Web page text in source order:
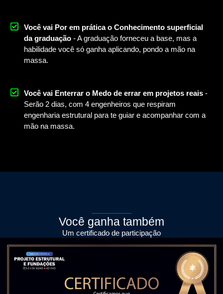
Você vai Por em prática o Conhecimento superficial
da graduação- A graduação forneceu a base, mas a
habilidade você só ganha aplicando, pondo a mão na
massa.
Você vai Enterrar o Medo de errar em projetos reais-
Serão 2 dias, com 4 engenheiros que respiram
engenharia estrutural para te guiar e acompanhar com a
mão na massa.
Você ganha também
Um certificado de participação